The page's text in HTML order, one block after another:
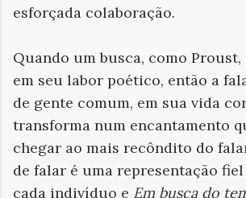
esforçada colaboração.
Quando um busca, como
em seu labor poético, então a
de gente comum, em sua vida
transforma num encantamento
chegar ao mais recôndito do
de falar é uma representação
cada indivíduo e Em busca do